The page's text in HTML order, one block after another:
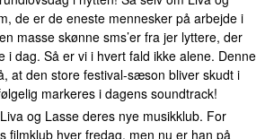
de er de eneste mennesker på arbejde i
masse skønne sms’er fra jer lyttere, der
i dag. Så er vi i hvert fald ikke alene. Denne
at den store festival-sæson bliver skudt i
markeres i dagens soundtrack!
og Lasse deres nye musikklub. For
filmklub hver fredag, men nu er han på